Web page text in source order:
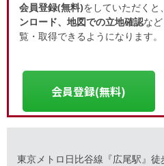
会員登録(無料)をしていただくと
ンロード、地図での立地確認など
覧・取得できるようになります。
会員登録(無料)
東京メトロ日比谷線『広尾駅』